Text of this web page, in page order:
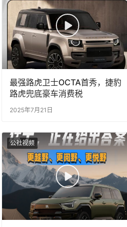
最强路虎卫士OCTA首秀，捷豹
路虎兜底豪车消费税
2025年7月21日
公社视频